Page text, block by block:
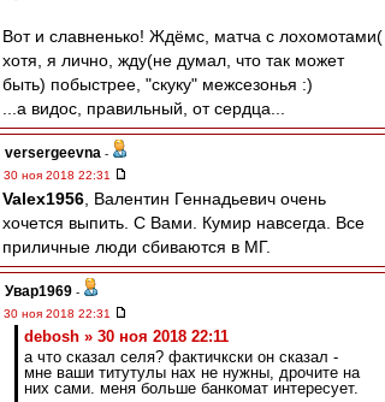
Вот и славненько! Ждёмс, матча с лохомотами(
хотя, я лично, жду(не думал, что так может
быть) побыстрее, "скуку" межсезонья :)
...а видос, правильный, от сердца...
versergeevna -
30 ноя 2018 22:31
Valex1956 , Валентин Геннадьевич очень
хочется выпить. С Вами. Кумир навсегда. Все
приличные люди сбиваются в МГ.
Увар1969 -
30 ноя 2018 22:31
debosh » 30 ноя 2018 22:11
а что сказал селя? фактичкски он сказал -
мне ваши титутулы нах не нужны, дрочите на
них сами. меня больше банкомат интересует.